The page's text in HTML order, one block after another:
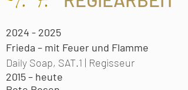
2024 - 2025
Frieda – mit Feuer und Flamme
Daily Soap, SAT.1 | Regisseur
2015 – heute